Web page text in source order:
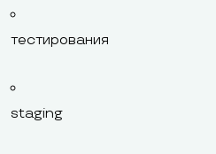
тестирования
staging